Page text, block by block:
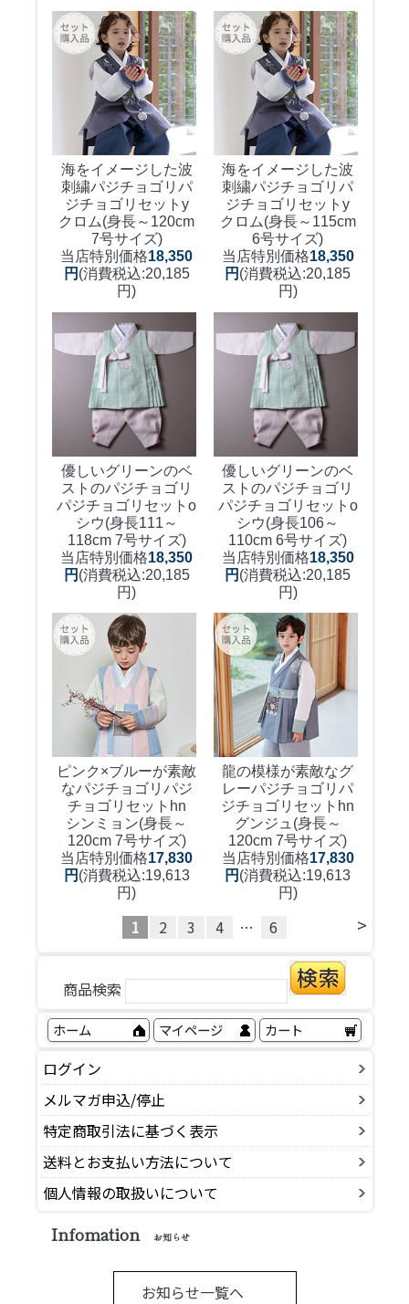
海をイメージした波
刺繍パジチョゴリ パ
ジチョゴリセットy
クロム(身長～120cm
7号サイズ)
当店特別価格18,350
円 (消費税込:20,185
円)
海をイメージした波
刺繍パジチョゴリパ
ジチョゴリセットy
クロム(身長～115cm
6号サイズ)
当店特別価格18,350
円 (消費税込:20,185
円)
優しいグリーンのベ
ストのパジチョゴリ
パジチョゴリセットo
シウ(身長111～
118cm 7号サイズ)
当店特別価格18,350
円 (消費税込:20,185
円)
優しいグリーンのベ
ストのパジチョゴリ
パジチョゴリセットo
シウ(身長106～
110cm 6号サイズ)
当店特別価格18,350
円 (消費税込:20,185
円)
ピンク×ブルーが素敵
なパジチョゴリ パジ
チョゴリセットhn
シンミョン(身長～
120cm 7号サイズ)
当店特別価格17,830
円 (消費税込:19,613
円)
龍の模様が素敵なグ
レーパジチョゴリパ
ジチョゴリセットhn
グンジュ(身長～
120cm 7号サイズ)
当店特別価格17,830
円 (消費税込:19,613
円)
>
1 2 3 4 … 6
商品検索
ホーム マイページ カート
ログイン
メルマガ申込/停止
特定商取引法に基づく表示
送料とお支払い方法について
個人情報の取扱いについて
Infomation お知らせ
お知らせ一覧へ